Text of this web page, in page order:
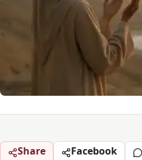
Share Facebook